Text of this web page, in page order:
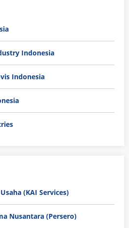
Indonesia
Indonesia
(KAI Services)
Nusantara (Persero)